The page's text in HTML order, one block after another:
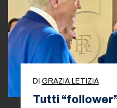
DI GRAZIA LETIZIA
Tutti